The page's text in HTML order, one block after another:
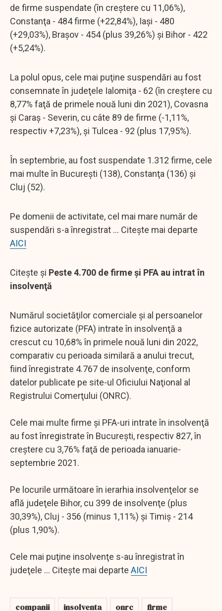
de firme suspendate (în creştere cu 11,06%),
Constanţa - 484 firme (+22,84%), Iaşi - 480
(+29,03%), Braşov - 454 (plus 39,26%) şi Bihor - 422
(+5,24%).
La polul opus, cele mai puţine suspendări au fost
consemnate în judeţele Ialomiţa - 62 (în creştere cu
8,77% faţă de primele nouă luni din 2021), Covasna
şi Caraş - Severin, cu câte 89 de firme (-1,11%,
respectiv +7,23%), şi Tulcea - 92 (plus 17,95%).
În septembrie, au fost suspendate 1.312 firme, cele
mai multe în Bucureşti (138), Constanţa (136) şi
Cluj (52).
Pe domenii de activitate, cel mai mare număr de
suspendări s-a înregistrat ... Citește mai departe
AICI
Citește și Peste 4.700 de firme şi PFA au intrat în
insolvenţă
Numărul societăţilor comerciale şi al persoanelor
fizice autorizate (PFA) intrate în insolvenţă a
crescut cu 10,68% în primele nouă luni din 2022,
comparativ cu perioada similară a anului trecut,
fiind înregistrate 4.767 de insolvenţe, conform
datelor publicate pe site-ul Oficiului Naţional al
Registrului Comerţului (ONRC).
Cele mai multe firme şi PFA-uri intrate în insolvenţă
au fost înregistrate în Bucureşti, respectiv 827, în
creştere cu 3,76% faţă de perioada ianuarie-
septembrie 2021.
Pe locurile următoare în ierarhia insolvenţelor se
află judeţele Bihor, cu 399 de insolvenţe (plus
30,39%), Cluj - 356 (minus 1,11%) şi Timiş - 214
(plus 1,90%).
Cele mai puţine insolvenţe s-au înregistrat în
judeţele ... Citește mai departe AICI
companii insolventa onrc firme